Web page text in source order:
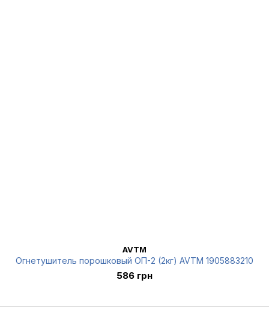
AVTM
Огнетушитель порошковый ОП-2 (2кг) AVTM 1905883210
586 грн